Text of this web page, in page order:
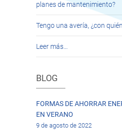
planes de mantenimiento?
Tengo una avería, ¿con
Leer más…
BLOG
FORMAS DE AHORRAR
EN VERANO
9 de agosto de 2022